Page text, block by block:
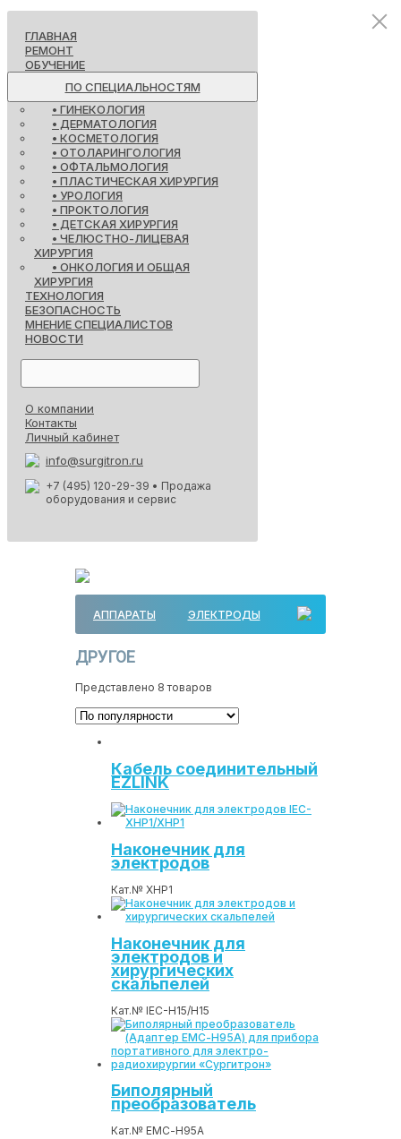
ГЛАВНАЯ
РЕМОНТ
ОБУЧЕНИЕ
ПО СПЕЦИАЛЬНОСТЯМ
• ГИНЕКОЛОГИЯ
• ДЕРМАТОЛОГИЯ
• КОСМЕТОЛОГИЯ
• ОТОЛАРИНГОЛОГИЯ
• ОФТАЛЬМОЛОГИЯ
• ПЛАСТИЧЕСКАЯ ХИРУРГИЯ
• УРОЛОГИЯ
• ПРОКТОЛОГИЯ
• ДЕТСКАЯ ХИРУРГИЯ
• ЧЕЛЮСТНО-ЛИЦЕВАЯ
ХИРУРГИЯ
• ОНКОЛОГИЯ И ОБЩАЯ
ХИРУРГИЯ
ТЕХНОЛОГИЯ
БЕЗОПАСНОСТЬ
МНЕНИЕ СПЕЦИАЛИСТОВ
НОВОСТИ
О компании
Контакты
Личный кабинет
info@surgitron.ru
+7 (495) 120-29-39 • Продажа
оборудования и сервис
АППАРАТЫ ЭЛЕКТРОДЫ
ДРУГОЕ
Представлено 8 товаров
Кабель соединительный
EZLINK
Наконечник для
электродов
Кат.№ XHP1
Наконечник для
электродов и
хирургических
скальпелей
Кат.№ IEC-H15/H15
Биполярный
преобразователь
Кат.№ ЕМС-Н95А